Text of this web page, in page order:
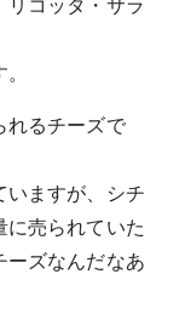
れるチーズで
いますが、シチ
に売られていた
ズなんだなあ